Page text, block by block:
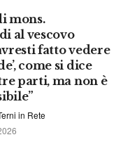
mons.
al vescovo
fatto vedere
come si dice
parti, ma non è
in Rete